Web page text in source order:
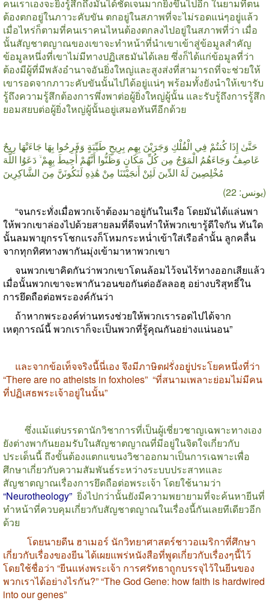
คนเราเองจะยิ่งรู้สึกถึงมันได้ชัดเจนมากยิ่งขึ้นไปอีก ในยามที่ตน
ต้องตกอยู่ในภาวะคับขัน ตกอยู่ในสภาพที่จะไม่รอดแน่ๆอยู่แล้ว
เมื่อไหร่ก็ตามที่คนเราคนไหนต้องตกลงไปอยู่ในสภาพที่ว่า เมื่อ
นั้นสัญชาตญาณของเขาจะทำหน้าที่นำเขาเข้าสู่ข้อมูลสำคัญ
ข้อมูลหนึ่งที่เขาไม่มีทางปฏิเสธมันได้เลย ซึ่งก็ได้แก่ข้อมูลที่ว่า
ต้องมีผู้ที่มีพลังอำนาจอันยิ่งใหญ่และสูงส่งที่สามารถที่จะช่วยให้
เขารอดจากภาวะคับขันนั้นไปได้อยู่แน่ๆ พร้อมทั้งยังนำให้เขารับ
รู้ถึงความรู้สึกต้องการพึ่งพาต่อผู้ยิ่งใหญ่ผู้นั้น และรับรู้ถึงการรู้สึก
ยอมสยบต่อผู้ยิ่งใหญ่ผู้นั้นอยู่เสมอทันทีอีกด้วย
حَتَّىٰ إِذَا كُنتُمْ فِي الْفُلْكِ وَجَرَيْنَ بِهِم بِرِيحٍ طَيِّبَةٍ وَفَرِحُوا بِهَا جَاءَتْهَا رِيحٌ
عَاصِفٌ وَجَاءَهُمُ الْمَوْجُ مِن كُلِّ مَكَانٍ وَظَنُّوا أَنَّهُمْ أُحِيطَ بِهِمْ ۙ دَعَوُا اللَّهَ
مُخْلِصِينَ لَهُ الدِّينَ لَئِنْ أَنجَيْتَنَا مِنْ هَٰذِهِ لَنَكُونَنَّ مِنَ الشَّاكِرِينَ
(يونس: 22)
“จนกระทั่งเมื่อพวกเจ้าต้องมาอยู่กันในเรือ โดยมันได้แล่นพา
ให้พวกเขาล่องไปด้วยสายลมที่ดีจนทำให้พวกเขารู้ดีใจกัน ทันใด
นั้นลมพายุกรรโชกแรงก็โหมกระหน่ำเข้าใส่เรือลำนั้น ลูกคลื่น
จากทุกทิศทางพากันมุ่งเข้ามาหาพวกเขา
จนพวกเขาคิดกันว่าพวกเขาโดนล้อมไว้จนไร้ทางออกเสียแล้ว
เมื่อนั้นพวกเขาจะพากันวอนขอกันต่ออัลลอฮฺ อย่างบริสุทธิ์ใน
การยึดถือต่อพระองค์กันว่า
ถ้าหากพระองค์ท่านทรงช่วยให้พวกเรารอดไปได้จาก
เหตุการณ์นี้ พวกเราก็จะเป็นพวกที่รู้คุณกันอย่างแน่นอน”
และจากข้อเท็จจริงนี้นี่เอง จึงมีภาษิตฝรั่งอยู่ประโยคหนึ่งที่ว่า
“There are no atheists in foxholes” “ที่สนามเพลาะย่อมไม่มีคน
ที่ปฏิเสธพระเจ้าอยู่ในนั้น”
ซึ่งแม้แต่บรรดานักวิชาการที่เป็นผู้เชี่ยวชาญเฉพาะทางเอง
ยังต่างพากันยอมรับในสัญชาตญาณที่มีอยู่ในจิตใจเกี่ยวกับ
ประเด็นนี้ ถึงขั้นต้องแตกแขนงวิชาออกมาเป็นการเฉพาะเพื่อ
ศึกษาเกี่ยวกับความสัมพันธ์ระหว่างระบบประสาทและ
สัญชาตญาณเรื่องการยึดถือต่อพระเจ้า โดยใช้นามว่า
“Neurotheology” ยิ่งไปกว่านั้นยังมีความพยายามที่จะค้นหายีนที่
ทำหน้าที่ควบคุมเกี่ยวกับสัญชาตญาณในเรื่องนี้กันเลยทีเดียวอีก
ด้วย
โดยนายดีน ฮาเมอร์ นักวิทยาศาสตร์ชาวอเมริกาที่ศึกษา
เกี่ยวกับเรื่องของยีน ได้เผยแพร่หนังสือที่พูดเกี่ยวกับเรื่องๆนี้ไว้
โดยใช้ชื่อว่า “ยีนแห่งพระเจ้า การศรัทธาถูกบรรจุไว้ในยีนของ
พวกเราได้อย่างไรกัน?” “The God Gene: how faith is hardwired
into our genes”